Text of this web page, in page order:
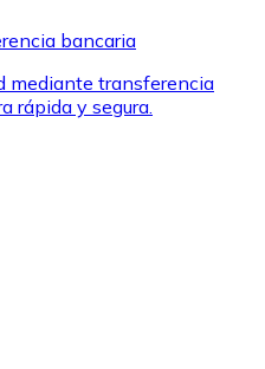
para comprar
tus marcas favoritas con
bancaria
mediante transferencia
rápida y segura.